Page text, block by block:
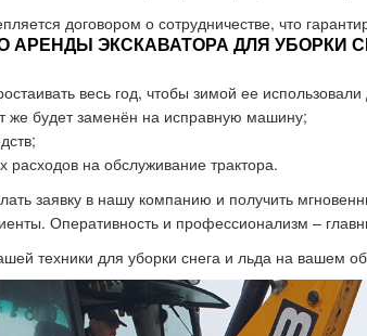
договором о сотрудничестве, что
ЭКСКАВАТОРА ДЛЯ УБОРКИ
весь год, чтобы зимой ее
же будет заменён на исправную машину;
расходов на обслуживание трактора.
заявку в нашу компанию и получить
Оперативность и профессионализм –
техники для уборки снега и льда на вашем